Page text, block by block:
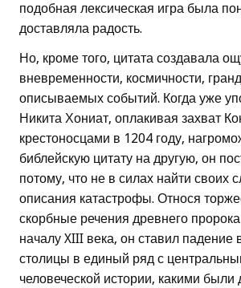
подобная лексическая игра была
доставляла радость.
Но, кроме того, цитата создавала
вневременности, космичности,
описываемых событий. Когда уже
Никита Хониат, оплакивая захват
крестоносцами в 1204 году,
библейскую цитату на другую, он
потому, что не в силах найти своих
описания катастрофы. Относя
скорбные речения древнего
началу XIII века, он ставил падение
столицы в единый ряд с
человеческой истории, какими были